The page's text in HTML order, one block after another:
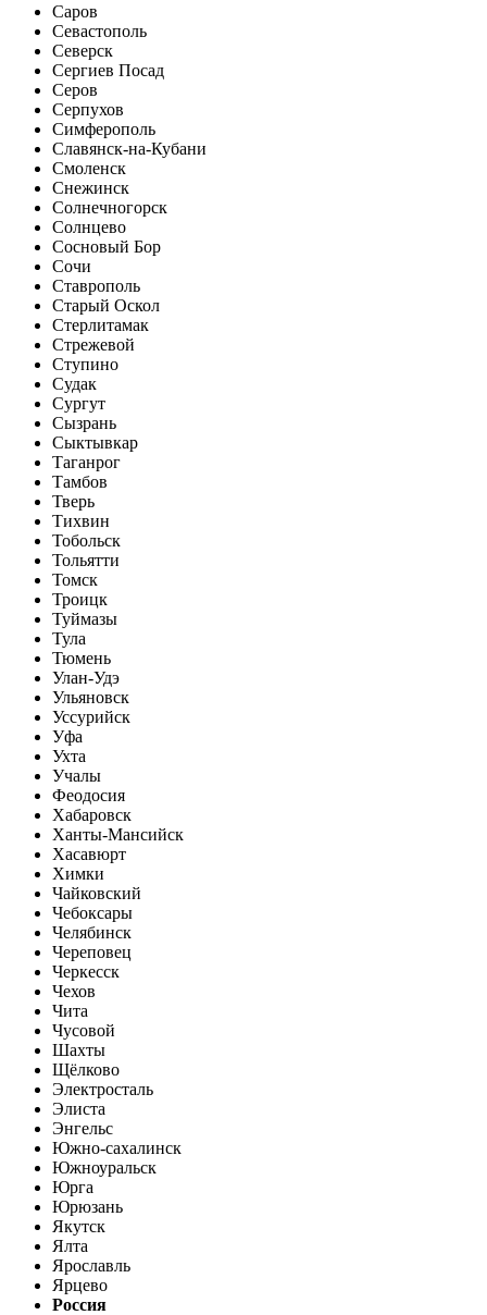
Саров
Севастополь
Северск
Сергиев Посад
Серов
Серпухов
Симферополь
Славянск-на-Кубани
Смоленск
Снежинск
Солнечногорск
Солнцево
Сосновый Бор
Сочи
Ставрополь
Старый Оскол
Стерлитамак
Стрежевой
Ступино
Судак
Сургут
Сызрань
Сыктывкар
Таганрог
Тамбов
Тверь
Тихвин
Тобольск
Тольятти
Томск
Троицк
Туймазы
Тула
Тюмень
Улан-Удэ
Ульяновск
Уссурийск
Уфа
Ухта
Учалы
Феодосия
Хабаровск
Ханты-Мансийск
Хасавюрт
Химки
Чайковский
Чебоксары
Челябинск
Череповец
Черкесск
Чехов
Чита
Чусовой
Шахты
Щёлково
Электросталь
Элиста
Энгельс
Южно-сахалинск
Южноуральск
Юрга
Юрюзань
Якутск
Ялта
Ярославль
Ярцево
Россия